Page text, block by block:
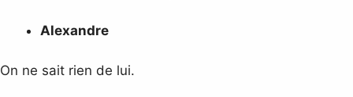
Alexandre
On ne sait rien de lui.